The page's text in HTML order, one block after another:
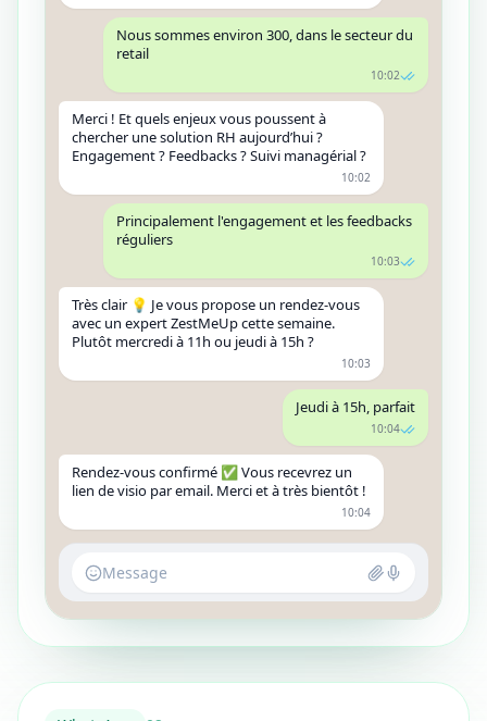
Nous sommes environ 300, dans le secteur du
retail
10:02
Merci ! Et quels enjeux vous poussent à
chercher une solution RH aujourd’hui ?
Engagement ? Feedbacks ? Suivi managérial ?
10:02
Principalement l'engagement et les feedbacks
réguliers
10:03
Très clair 💡 Je vous propose un rendez-vous
avec un expert ZestMeUp cette semaine.
Plutôt mercredi à 11h ou jeudi à 15h ?
10:03
Jeudi à 15h, parfait
10:04
Rendez-vous confirmé ✅ Vous recevrez un
lien de visio par email. Merci et à très bientôt !
10:04
Message